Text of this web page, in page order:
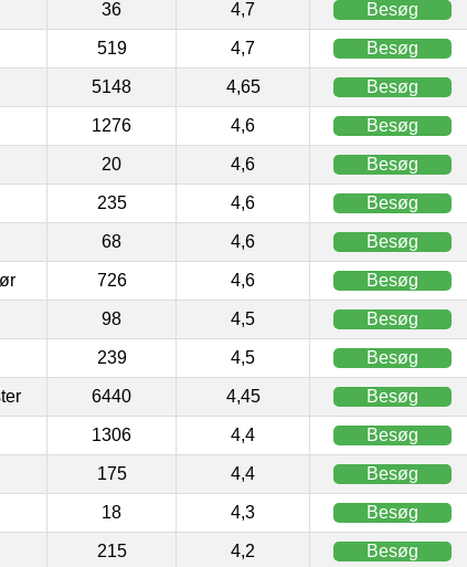
36 4,7 Besøg
519 4,7 Besøg
5148 4,65 Besøg
1276 4,6 Besøg
20 4,6 Besøg
235 4,6 Besøg
68 4,6 Besøg
726 4,6 Besøg
98 4,5 Besøg
239 4,5 Besøg
6440 4,45 Besøg
1306 4,4 Besøg
175 4,4 Besøg
18 4,3 Besøg
215 4,2 Besøg